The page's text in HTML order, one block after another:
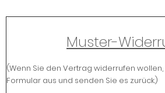
Muster-
(Wenn Sie den Vertrag widerrufen
Formular aus und senden Sie es zurück.)